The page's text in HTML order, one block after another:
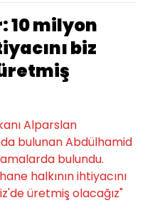
10 milyon
biz
Alparslan
bulunan Abdülhamid
bulundu.
halkının ihtiyacını
üretmiş olacağız"